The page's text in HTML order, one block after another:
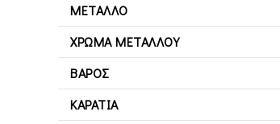
ΜΈΤΑΛΛΟ
ΧΡΏΜΑ ΜΕΤΆΛΛΟΥ
ΒΆΡΟΣ
ΚΑΡΆΤΙΑ